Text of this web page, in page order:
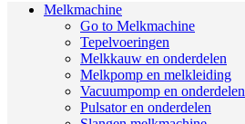
Melkmachine
Go to Melkmachine
Tepelvoeringen
Melkkauw en onderdelen
Melkpomp en melkleiding
Vacuumpomp en onderdelen
Pulsator en onderdelen